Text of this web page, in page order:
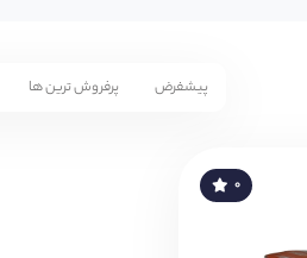
پیشفرض پرفروش ترین ها
۰